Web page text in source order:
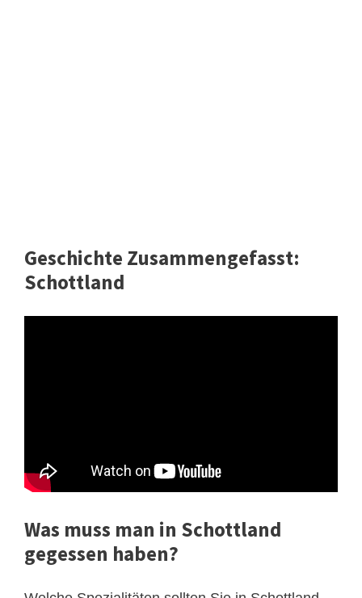
Geschichte Zusammengefasst:
Schottland
Was muss man in Schottland
gegessen haben?